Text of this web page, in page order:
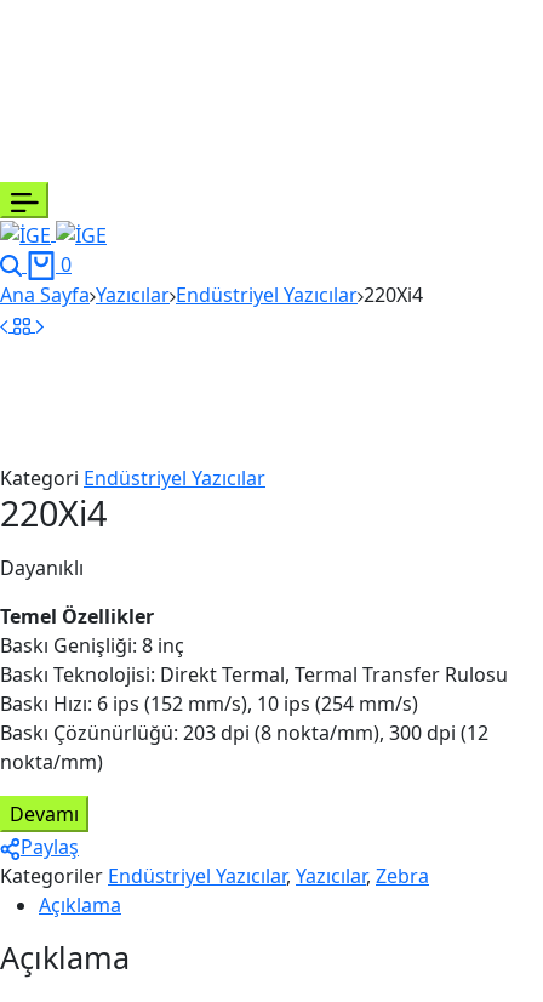
0
Ana Sayfa Yazıcılar Endüstriyel Yazıcılar 220Xi4
Kategori Endüstriyel Yazıcılar
220Xi4
Dayanıklı
Temel Özellikler
Baskı Genişliği: 8 inç
Baskı Teknolojisi: Direkt Termal, Termal Transfer Rulosu
Baskı Hızı: 6 ips (152 mm/s), 10 ips (254 mm/s)
Baskı Çözünürlüğü: 203 dpi (8 nokta/mm), 300 dpi (12
nokta/mm)
Devamı
Paylaş
Kategoriler Endüstriyel Yazıcılar, Yazıcılar, Zebra
Açıklama
Açıklama